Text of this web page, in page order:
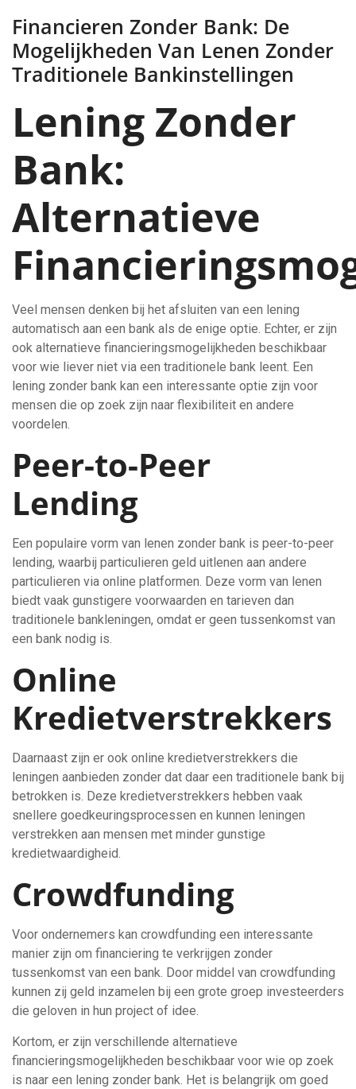
Financieren Zonder Bank: De
Mogelijkheden Van Lenen Zonder
Traditionele Bankinstellingen
Lening Zonder
Bank:
Alternatieve
Veel mensen denken bij het afsluiten van een lening
automatisch aan een bank als de enige optie. Echter, er zijn
ook alternatieve financieringsmogelijkheden beschikbaar
voor wie liever niet via een traditionele bank leent. Een
lening zonder bank kan een interessante optie zijn voor
mensen die op zoek zijn naar flexibiliteit en andere
voordelen.
Peer-to-Peer
Lending
Een populaire vorm van lenen zonder bank is peer-to-peer
lending, waarbij particulieren geld uitlenen aan andere
particulieren via online platformen. Deze vorm van lenen
biedt vaak gunstigere voorwaarden en tarieven dan
traditionele bankleningen, omdat er geen tussenkomst van
een bank nodig is.
Online
Kredietverstrekkers
Daarnaast zijn er ook online kredietverstrekkers die
leningen aanbieden zonder dat daar een traditionele bank bij
betrokken is. Deze kredietverstrekkers hebben vaak
snellere goedkeuringsprocessen en kunnen leningen
verstrekken aan mensen met minder gunstige
kredietwaardigheid.
Crowdfunding
Voor ondernemers kan crowdfunding een interessante
manier zijn om financiering te verkrijgen zonder
tussenkomst van een bank. Door middel van crowdfunding
kunnen zij geld inzamelen bij een grote groep investeerders
die geloven in hun project of idee.
Kortom, er zijn verschillende alternatieve
financieringsmogelijkheden beschikbaar voor wie op zoek
is naar een lening zonder bank. Het is belangrijk om goed